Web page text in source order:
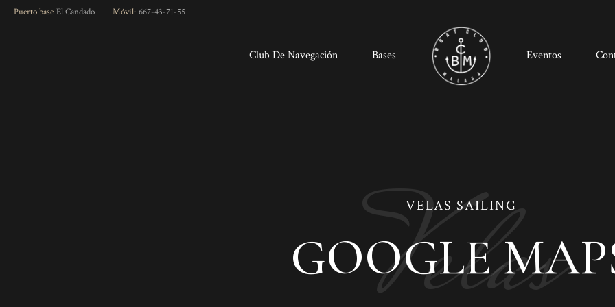
SkipPuerto base El Candado Móvil: 667-43-71-55
Club De Navegación Bases Eventos
VELAS SAILING
GOOGLE